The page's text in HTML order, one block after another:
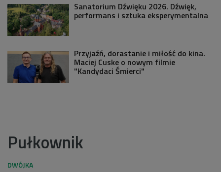
Sanatorium Dźwięku 2026. Dźwięk,
performans i sztuka eksperymentalna
Przyjaźń, dorastanie i miłość do kina.
Maciej Cuske o nowym filmie
"Kandydaci Śmierci"
Pułkownik